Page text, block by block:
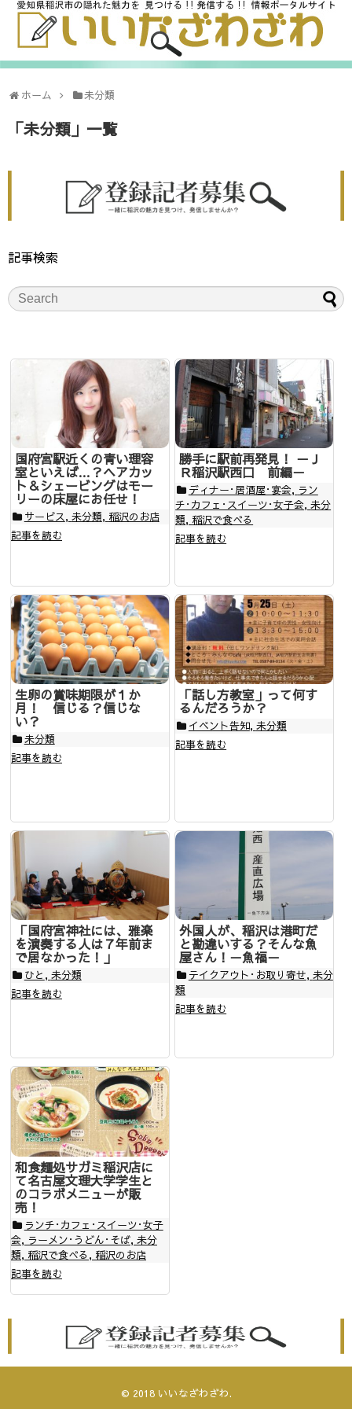
ホーム 未分類
「未分類 」 一覧
記事検索
国府宮駅近くの青い理容
室といえば…？ヘアカッ
ト＆シェービングはモー
リーの床屋にお任せ！
サービス, 未分類, 稲沢のお店
記事を読む
勝手に駅前再発見！ －Ｊ
Ｒ稲沢駅西口 前編－
ディナー･居酒屋･宴会, ラン
チ･カフェ･スイーツ･女子会,未分
類, 稲沢で食べる
記事を読む
生卵の賞味期限が１か
月！ 信じる？信じな
い？
未分類
記事を読む
「話し方教室」って何す
るんだろうか？
イベント告知, 未分類
記事を読む
「国府宮神社には、雅楽
を演奏する人は７年前ま
で居なかった！」
ひと , 未分類
記事を読む
外国人が、稲沢は港町だ
と勘違いする？そんな魚
屋さん！－魚福－
テイクアウト･お取り寄せ, 未分
類
記事を読む
和食麺処サガミ稲沢店に
て名古屋文理大学学生と
のコラボメニューが販
売！
ランチ･カフェ･スイーツ･女子
会, ラーメン･うどん･そば, 未分
類, 稲沢で食べる, 稲沢のお店
記事を読む
© 2018 いいなざわざわ.